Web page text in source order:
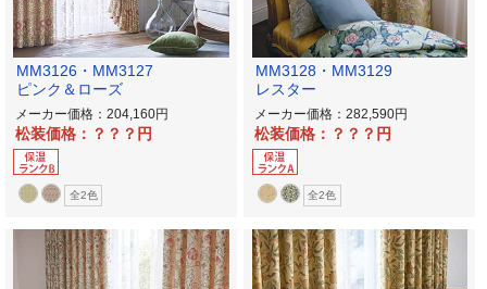
MM3126・MM3127
ピンク＆ローズ
メーカー価格：204,160
松装価格：？？？
全2色
MM3128・MM3129
レスター
メーカー価格：282,590
松装価格：？？？
全2色